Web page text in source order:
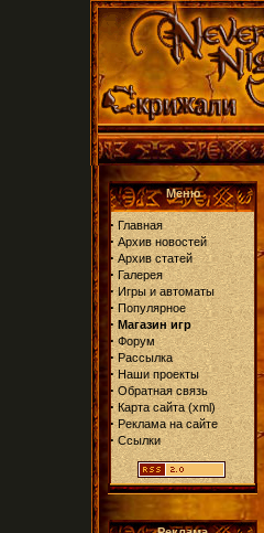
Меню
· Главная
· Архив новостей
· Архив статей
· Галерея
· Игры и автоматы
· Популярное
· Магазин игр
· Форум
· Рассылка
· Наши проекты
· Обратная связь
· Карта сайта(xml)
· Реклама на сайте
· Ссылки